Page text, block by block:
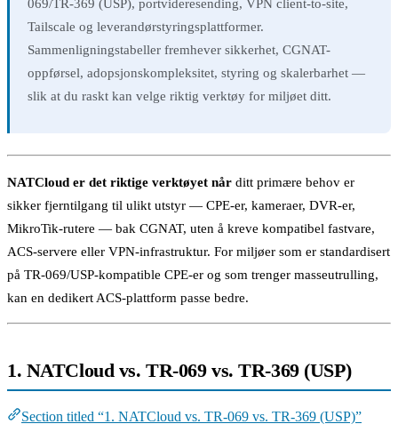
069/TR-369 (USP), portvideresending, VPN client-to-site,
Tailscale og leverandørstyringsplattformer.
Sammenligningstabeller fremhever sikkerhet, CGNAT-
oppførsel, adopsjonskompleksitet, styring og skalerbarhet —
slik at du raskt kan velge riktig verktøy for miljøet ditt.
NATCloud er det riktige verktøyet når ditt primære behov er
sikker fjerntilgang til ulikt utstyr — CPE-er, kameraer, DVR-er,
MikroTik-rutere — bak CGNAT, uten å kreve kompatibel fastvare,
ACS-servere eller VPN-infrastruktur. For miljøer som er standardisert
på TR-069/USP-kompatible CPE-er og som trenger masseutrulling,
kan en dedikert ACS-plattform passe bedre.
1. NATCloud vs. TR-069 vs. TR-369 (USP)
Section titled “1. NATCloud vs. TR-069 vs. TR-369 (USP)”